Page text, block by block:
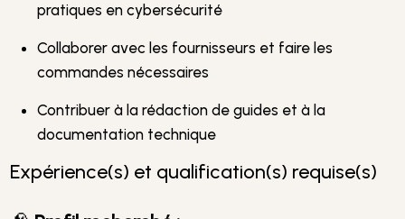
pratiques en cybersécurité
Collaborer avec les fournisseurs et faire les
commandes nécessaires
Contribuer à la rédaction de guides et à la
documentation technique
Expérience(s) et qualification(s) requise(s)